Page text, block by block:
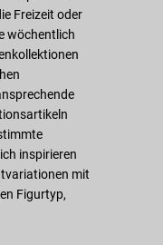
Freizeit oder
wöchentlich
inspirieren
mit
Figurtyp,